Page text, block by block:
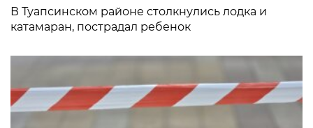
В Туапсинском районе столкнулись лодка и
катамаран, пострадал ребенок